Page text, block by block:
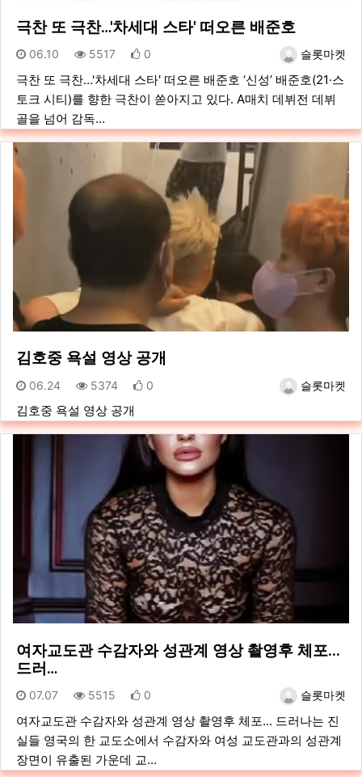
극찬 또 극찬…'차세대 스타' 떠오른 배준호
등록자슬롯마켓
등록일
06.10 조회
5517 추천
0
극찬 또 극찬…'차세대 스타' 떠오른 배준호 ‘신성’ 배준호(21·스
토크 시티)를 향한 극찬이 쏟아지고 있다. A매치 데뷔전 데뷔
골을 넘어 감독…
김호중 욕설 영상 공개
등록자슬롯마켓
등록일
06.24 조회
5374 추천
0
김호중 욕설 영상 공개
여자교도관 수감자와 성관계 영상 촬영후 체포...
드러…
등록자슬롯마켓
등록일
07.07 조회
5515 추천
0
여자교도관 수감자와 성관계 영상 촬영후 체포... 드러나는 진
실들 영국의 한 교도소에서 수감자와 여성 교도관과의 성관계
장면이 유출된 가운데 교…